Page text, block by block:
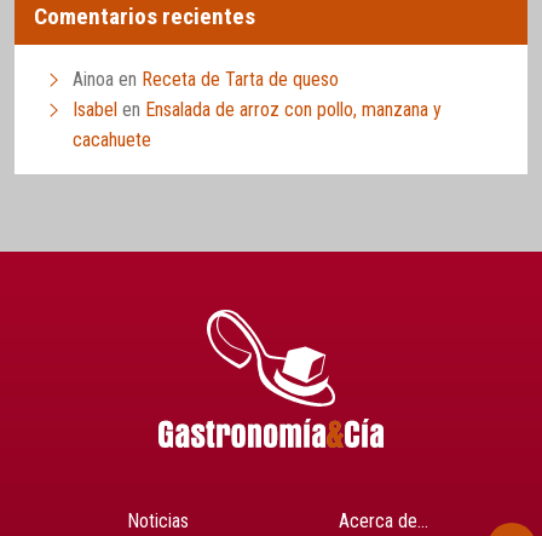
Comentarios recientes
Ainoa en Receta de Tarta de queso
Isabel en Ensalada de arroz con pollo, manzana y
cacahuete
Noticias Acerca de…